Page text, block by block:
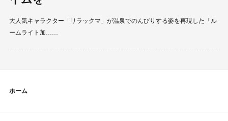
大人気キャラクター「リラックマ」が温泉でのんびりする姿を再現した「ル
ームライト加……
ホーム